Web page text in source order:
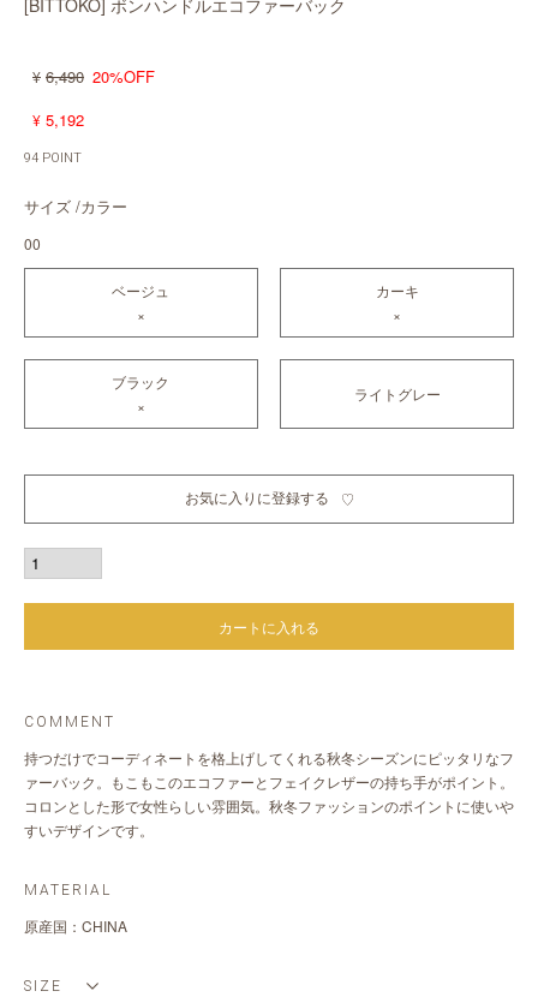
¥ 6,490 20%OFF
¥ 5,192
94 POINT
サイズ カラー
00
ベージュ
×
カーキ
×
ブラック
×
ライトグレー
お気に入りに登録する
カートに入れる
COMMENT
持つだけでコーディネートを格上げしてくれる秋冬シーズンにピッタリなフ
ァーバック。もこもこのエコファーとフェイクレザーの持ち手がポイント。
コロンとした形で女性らしい雰囲気。秋冬ファッションのポイントに使いや
すいデザインです。
MATERIAL
原産国：CHINA
SIZE